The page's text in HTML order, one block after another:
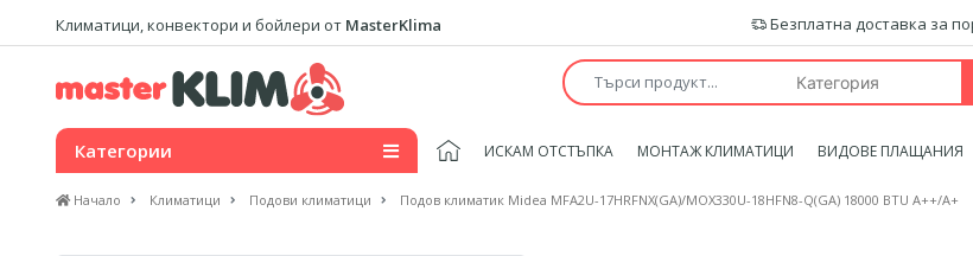
Климатици, конвектори и бойлери от MasterKlima Безплатна доставка за
Категории ИСКАМ ОТСТЪПКА МОНТАЖ КЛИМАТИЦИ ВИДОВЕ ПЛАЩАНИЯ
Начало Климатици Подови климатици Подов климатик Midea MFA2U-17HRFNX(GA)/MOX330U-18HFN8-Q(GA) 18000 BTU A++/A+